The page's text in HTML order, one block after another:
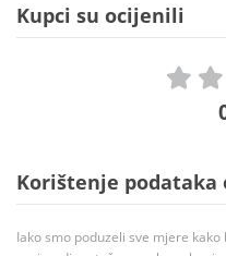
Kupci su ocijenili
Korištenje podataka
Iako smo poduzeli sve mjere